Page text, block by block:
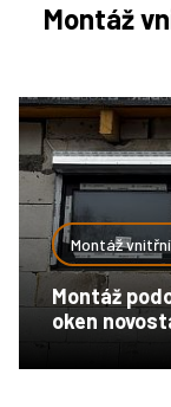
Montáž
Montáž
Montáž
oken